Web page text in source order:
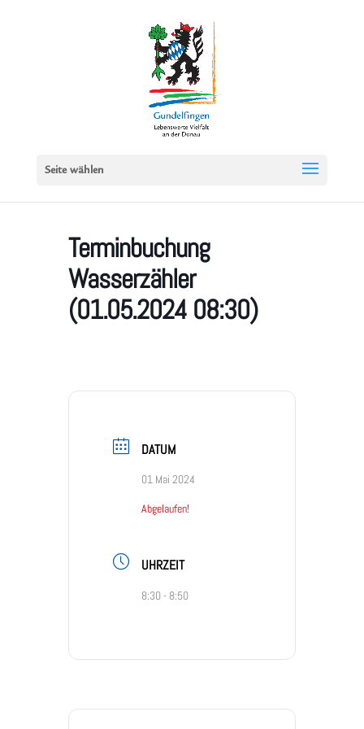
Seite wählen
Terminbuchung
Wasserzähler
(01.05.2024 08:30)
DATUM
01 Mai 2024
Abgelaufen!
UHRZEIT
8:30 - 8:50